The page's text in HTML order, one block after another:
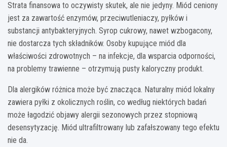
Strata finansowa to oczywisty skutek, ale nie jedyny. Miód ceniony
jest za zawartość enzymów, przeciwutleniaczy, pyłków i
substancji antybakteryjnych. Syrop cukrowy, nawet wzbogacony,
nie dostarcza tych składników. Osoby kupujące miód dla
właściwości zdrowotnych – na infekcje, dla wsparcia odporności,
na problemy trawienne – otrzymują pusty kaloryczny produkt.
Dla alergików różnica może być znacząca. Naturalny miód lokalny
zawiera pyłki z okolicznych roślin, co według niektórych badań
może łagodzić objawy alergii sezonowych przez stopniową
desensytyzację. Miód ultrafiltrowany lub zafałszowany tego efektu
nie da.